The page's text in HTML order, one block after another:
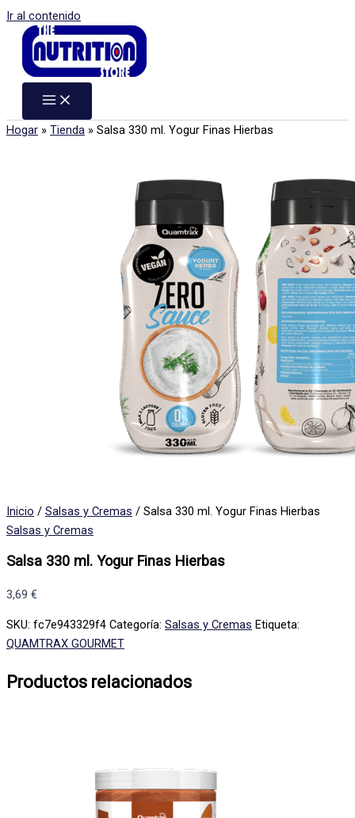
Ir al contenido
Hogar » Tienda » Salsa 330 ml. Yogur Finas Hierbas
Inicio / Salsas y Cremas / Salsa 330 ml. Yogur Finas Hierbas
Salsas y Cremas
Salsa 330 ml. Yogur Finas Hierbas
3,69 €
SKU: fc7e943329f4 Categoría: Salsas y Cremas Etiqueta:
QUAMTRAX GOURMET
Productos relacionados